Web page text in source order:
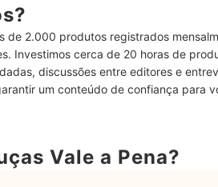
Modelos com Programas de Lavagem,
Modelos com Funções Extras, como Timer
Modelos com Selo Procel A e até 12 L por Ciclo
de 2.000 produtos registrados
Investimos cerca de 20 horas de
discussões entre editores e
um conteúdo de confiança para
Vale a Pena?